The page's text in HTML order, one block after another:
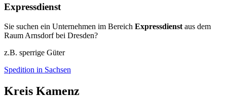
Expressdienst
Sie suchen ein Unternehmen im Bereich Expressdienst aus dem
Raum Arnsdorf bei Dresden?
z.B. sperrige Güter
Spedition in Sachsen
Kreis Kamenz